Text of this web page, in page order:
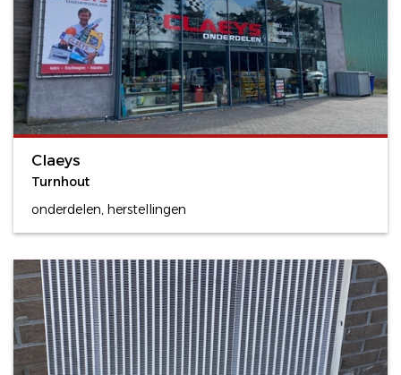
Claeys
Turnhout
onderdelen, herstellingen